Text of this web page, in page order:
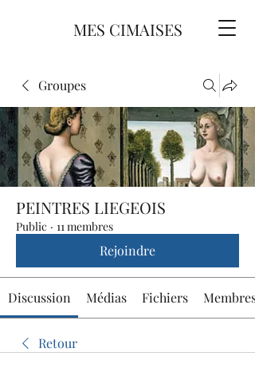
MES CIMAISES
Groupes
PEINTRES LIEGEOIS
Public · 11 membres
Rejoindre
Discussion Médias Fichiers Membres
Retour